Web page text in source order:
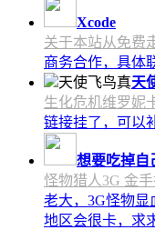
Xcode
关于本站从免费
商务合作，具体
天
生化危机维罗妮
链接挂了，可以
想要吃掉自
怪物猎人3G 金手
老大，3G怪物显
地区会很卡，求